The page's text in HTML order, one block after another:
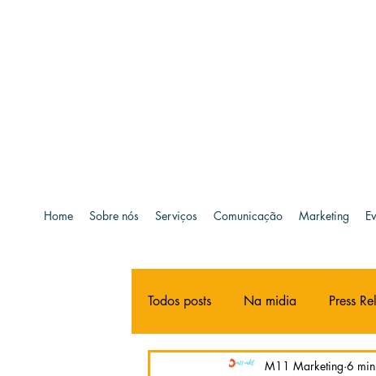
Home Sobre nós Serviços Comunicação Marketing
Todos posts Na midia Press
M11 Marketing 6